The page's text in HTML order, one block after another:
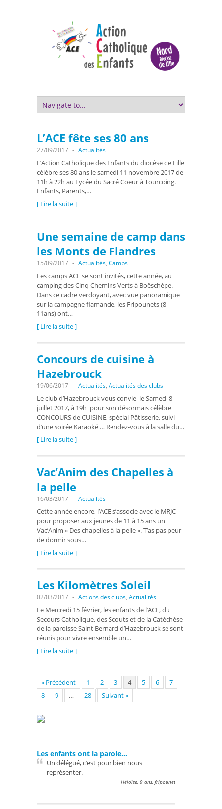
L’ACE fête ses 80 ans
27/09/2017 - Actualités
L’Action Catholique des Enfants du diocèse de Lille
célèbre ses 80 ans le samedi 11 novembre 2017 de
11h à 22h au Lycée du Sacré Coeur à Tourcoing.
Enfants, Parents,…
[ Lire la suite ]
Une semaine de camp dans
les Monts de Flandres
15/09/2017 - Actualités, Camps
Les camps ACE se sont invités, cette année, au
camping des Cinq Chemins Verts à Boëschèpe.
Dans ce cadre verdoyant, avec vue panoramique
sur la campagne flamande, les Fripounets (8-
11ans) ont…
[ Lire la suite ]
Concours de cuisine à
Hazebrouck
19/06/2017 - Actualités, Actualités des clubs
Le club d’Hazebrouck vous convie le Samedi 8
juillet 2017, à 19h pour son désormais célèbre
CONCOURS de CUISINE, spécial Pâtisserie, suivi
d’une soirée Karaoké … Rendez-vous à la salle du…
[ Lire la suite ]
Vac’Anim des Chapelles à
la pelle
16/03/2017 - Actualités
Cette année encore, l’ACE s’associe avec le MRJC
pour proposer aux jeunes de 11 à 15 ans un
Vac’Anim « Des chapelles à la pelle ». T’as pas peur
de dormir sous…
[ Lire la suite ]
Les Kilomètres Soleil
02/03/2017 - Actions des clubs, Actualités
Le Mercredi 15 février, les enfants de l’ACE, du
Secours Catholique, des Scouts et de la Catéchèse
de la paroisse Saint Bernard d’Hazebrouck se sont
réunis pour vivre ensemble un…
[ Lire la suite ]
« Précédent 1 2 3 4 5 6
7
8
9 … 28 Suivant »
Les enfants ont la parole…
Un délégué, c’est pour bien nous
représenter.
Héloïse, 9 ans, fripounet